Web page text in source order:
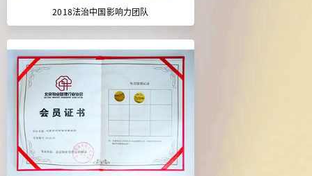
2018法治中国影响力团队